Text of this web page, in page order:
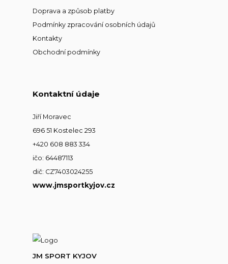
Doprava a způsob platby
Podmínky zpracování osobních údajů
Kontakty
Obchodní podmínky
Kontaktní údaje
Jiří Moravec
696 51 Kostelec 293
+420 608 883 334
ičo: 64487113
dič: CZ7403024255
www.jmsportkyjov.cz
JM SPORT KYJOV